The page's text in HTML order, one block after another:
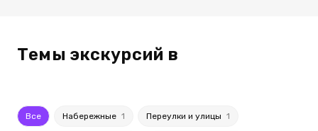
Темы экскурсий в
Все Набережные 1 Переулки и улицы 1